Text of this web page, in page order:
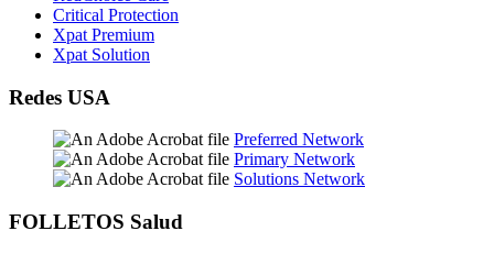
Critical Protection
Xpat Premium
Xpat Solution
Redes USA
Preferred Network
Primary Network
Solutions Network
FOLLETOS Salud